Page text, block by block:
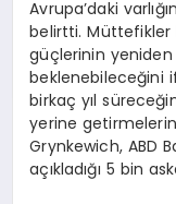
Avrupa’daki
belirtti. Müttefikler
güçlerinin yeniden
beklenebileceğini
birkaç yıl
yerine
Grynkewich, ABD
açıkladığı 5 bin